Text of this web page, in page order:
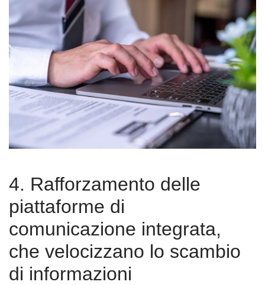
4. Rafforzamento delle
piattaforme di
comunicazione integrata,
che velocizzano lo scambio
di informazioni